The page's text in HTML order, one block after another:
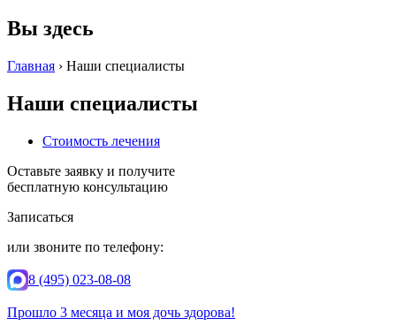
Вы здесь
Главная › Наши специалисты
Наши специалисты
Стоимость лечения
Оставьте заявку и получите
бесплатную консультацию
Записаться
или звоните по телефону:
8 (495) 023-08-08
Прошло 3 месяца и моя дочь здорова!